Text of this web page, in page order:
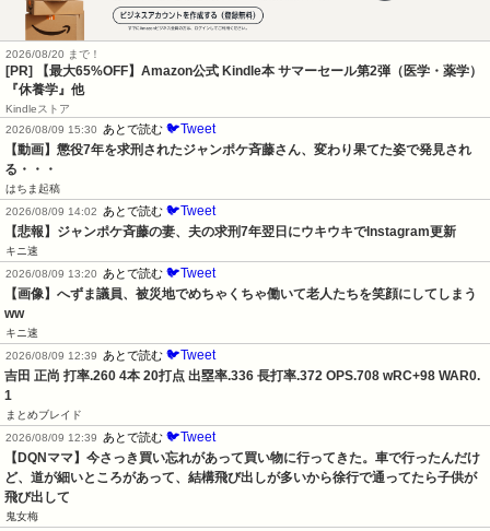
2026/08/20 まで！
[PR]
【最大65%OFF】Amazon公式 Kindle本 サマーセール第2弾（医学・薬学）
『休養学』他
Kindleストア
2026/08/09 15:30
あとで読む 🐦Tweet
【動画】懲役7年を求刑されたジャンポケ斉藤さん、変わり果てた姿で発見され
る・・・
はちま起稿
2026/08/09 14:02
あとで読む 🐦Tweet
【悲報】ジャンポケ斉藤の妻、夫の求刑7年翌日にウキウキでInstagram更新
キニ速
2026/08/09 13:20
あとで読む 🐦Tweet
【画像】へずま議員、被災地でめちゃくちゃ働いて老人たちを笑顔にしてしまう
ww
キニ速
2026/08/09 12:39
あとで読む 🐦Tweet
吉田 正尚 打率.260 4本 20打点 出塁率.336 長打率.372 OPS.708 wRC+98 WAR0.
1
まとめブレイド
2026/08/09 12:39
あとで読む 🐦Tweet
【DQNママ】今さっき買い忘れがあって買い物に行ってきた。車で行ったんだけ
ど、道が細いところがあって、結構飛び出しが多いから徐行で通ってたら子供が
飛び出して
鬼女梅